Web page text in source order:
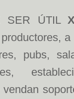
SER ÚTIL
pubs,